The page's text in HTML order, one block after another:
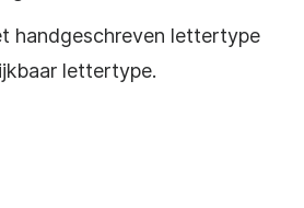
handgeschreven lettertype
lettertype.